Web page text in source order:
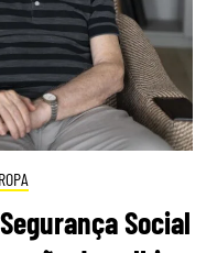
Social